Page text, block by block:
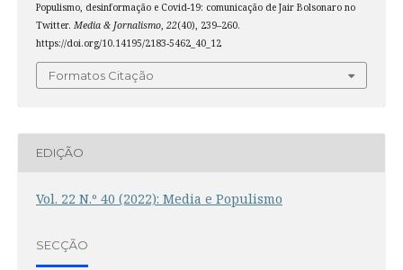
Populismo, desinformação e Covid-19: comunicação de Jair Bolsonaro no
Twitter. Media & Jornalismo, 22(40), 239–260.
https://doi.org/10.14195/2183-5462_40_12
Formatos Citação
EDIÇÃO
Vol. 22 N.º 40 (2022): Media e Populismo
SECÇÃO